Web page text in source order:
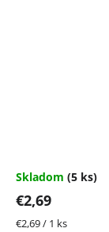
Skladom (5 ks)
€2,69
Jednotková
€2,69 / 1 ks